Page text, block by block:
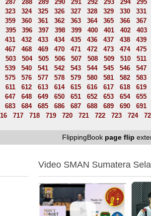
287 288 289 290 291 292 293 294 295
323 324 325 326 327 328 329 330 331
359 360 361 362 363 364 365 366 367
395 396 397 398 399 400 401 402 403
431 432 433 434 435 436 437 438 439
467 468 469 470 471 472 473 474 475
503 504 505 506 507 508 509 510 511
539 540 541 542 543 544 545 546 547
575 576 577 578 579 580 581 582 583
611 612 613 614 615 616 617 618 619
647 648 649 650 651 652 653 654 655
683 684 685 686 687 688 689 690 691
717 718 719 720 721 722 723 724
FlippingBook page flip
Video SMAN Sumatera